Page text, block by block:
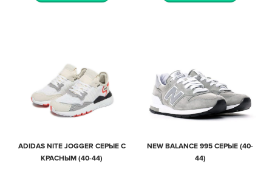
ADIDAS NITE JOGGER СЕРЫЕ С
КРАСНЫМ (40-44)
NEW BALANCE 995 СЕРЫЕ (40-
44)